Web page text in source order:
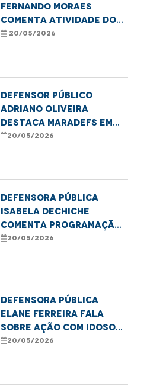
Fernando Moraes
comenta atividade do
MaraDefs em Balsas
20/05/2026
Defensor Público
Adriano Oliveira
destaca MaraDefs em
Imperatriz
20/05/2026
Defensora Pública
Isabela Dechiche
comenta programação
do MaraDefs em
20/05/2026
Defensora Pública
Elane Ferreira fala
sobre ação com idosos
do MaraDefs em Balsas
20/05/2026